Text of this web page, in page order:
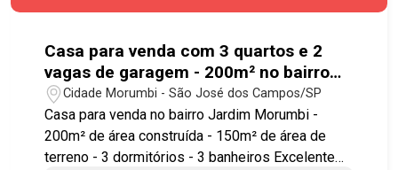
Casa para venda com 3 quartos e 2
vagas de garagem - 200m² no bairro
Jardim Morumbi
Cidade Morumbi - São José dos Campos/SP
Casa para venda no bairro Jardim Morumbi -
200m² de área construída - 150m² de área de
terreno - 3 dormitórios - 3 banheiros Excelente